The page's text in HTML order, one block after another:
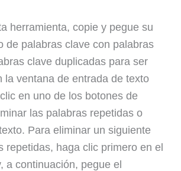
herramienta, copie y pegue su
de palabras clave con palabras
clave duplicadas para ser
la ventana de entrada de texto
en uno de los botones de
las palabras repetidas o
Para eliminar un siguiente
repetidas, haga clic primero en el
a continuación, pegue el